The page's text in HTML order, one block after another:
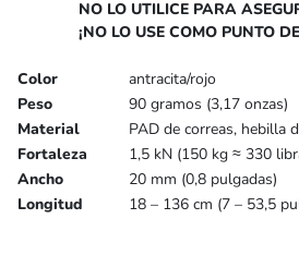
NO LO UTILICE PARA
¡NO LO USE COMO PUNTO
Color
antracita/rojo
Peso
90 gramos (3,17 onzas)
Material
PAD de correas, hebilla
Fortaleza
1,5 kN (150 kg ≈ 330
Ancho
20 mm (0,8 pulgadas)
Longitud
18 – 136 cm (7 – 53,5